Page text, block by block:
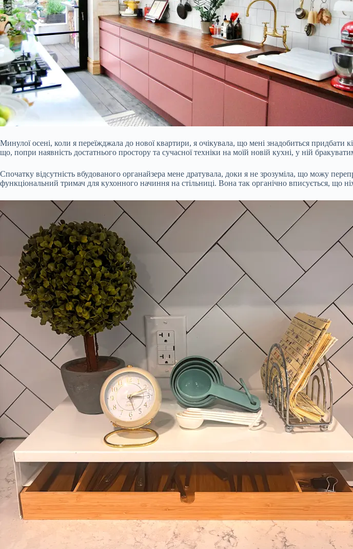
Минулої осені, коли я переїжджала до нової квартири, я очікувала, що мені знадобиться
що, попри наявність достатнього простору та сучасної техніки на моїй новій кухні, у ній
Спочатку відсутність вбудованого органайзера мене дратувала, доки я не зрозуміла, що можу
функціональний тримач для кухонного начиння на стільниці. Вона так органічно вписується, що